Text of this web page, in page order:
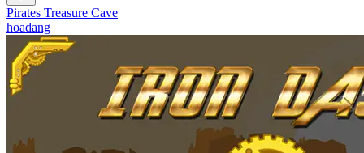
Pirates Treasure Cave
hoadang